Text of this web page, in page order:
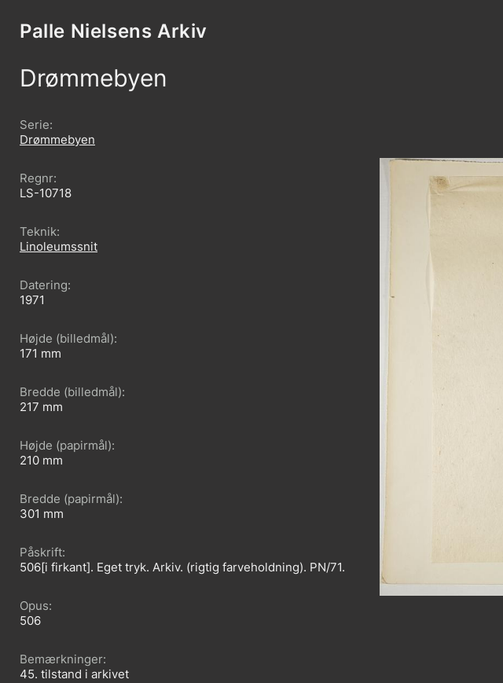
Skip to content
Palle Nielsens Arkiv
Drømmebyen
Serie
Drømmebyen
Regnr
LS-10718
Teknik
Linoleumssnit
Datering
1971
Højde (billedmål)
171
Bredde (billedmål)
217
Højde (papirmål)
210
Bredde (papirmål)
301
Påskrift
506[i firkant]. Eget tryk. Arkiv. (rigtig farveholdning). PN/71.
Opus
506
Bemærkninger
45. tilstand i arkivet